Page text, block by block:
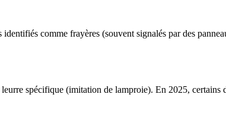
comme frayères (souvent signalés par des
spécifique (imitation de lamproie). En 2025, certains